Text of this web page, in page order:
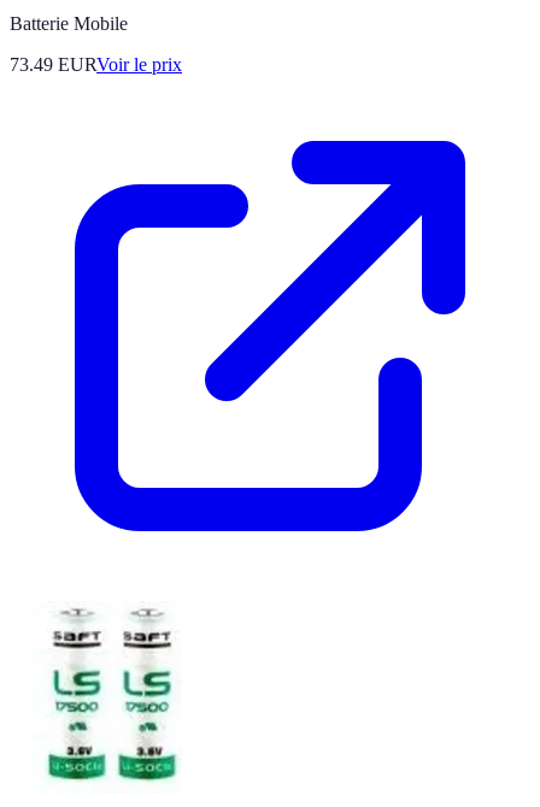
Batterie Mobile
73.49 EURVoir le prix